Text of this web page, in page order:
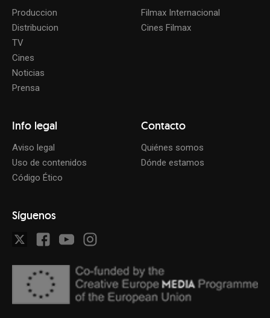
Produccion
Distribucion
TV
Cines
Noticias
Prensa
Filmax Internacional
Cines Filmax
Info legal
Aviso legal
Uso de contenidos
Código Ético
Contacto
Quiénes somos
Dónde estamos
Síguenos